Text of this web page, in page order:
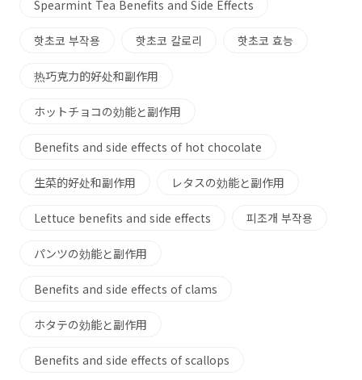
Spearmint Tea Benefits and Side Effects
핫초코 부작용 핫초코 칼로리 핫초코 효능
热巧克力的好处和副作用
ホットチョコの効能と副作用
Benefits and side effects of hot chocolate
生菜的好处和副作用 レタスの効能と副作用
Lettuce benefits and side effects 피조개 부작용
パンツの効能と副作用
Benefits and side effects of clams
ホタテの効能と副作用
Benefits and side effects of scallops